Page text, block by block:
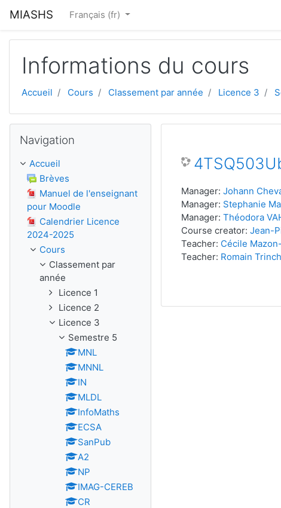
MIASHS Français ‎(fr)‎
Informations du cours
Accueil Cours Classement par année Licence 3
Manager: Johann
Manager: Stephanie
Manager: Théodora
Course creator: Jean-
Teacher: Cécile
Teacher: Romain
Navigation
Accueil
Brèves
Manuel de l'enseignant
pour Moodle
Calendrier Licence
2024-2025
Cours
Classement par
année
Licence 1
Licence 2
Licence 3
Semestre 5
MNL
MNNL
IN
MLDL
InfoMaths
ECSA
SanPub
A2
NP
IMAG-CEREB
CR